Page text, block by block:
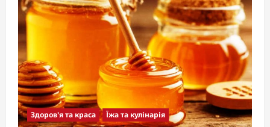
Здоров'я та краса Їжа та кулінарія